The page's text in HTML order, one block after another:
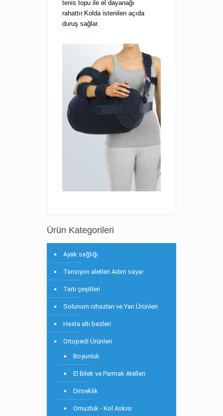
tenis topu ile el dayanağı
rahattır.Kolda istenilen açıda
duruş sağlar.
Ürün Kategorileri
Ayak sağlığı
Tansiyon aletleri Adım sayar
Tartı çeşitleri
Solunum cihazları ve Yan Ürünleri
Hasta altı bezleri
Ortopedi Ürünleri
Boyunluk
El Bilek ve Parmak Atelleri
Dirseklik
Omuzluk - Kol Askısı